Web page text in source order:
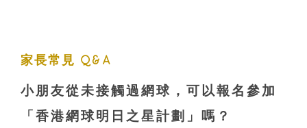
家長常見 Q&A
小朋友從未接觸過網球，可以報名參加
「香港網球明日之星計劃」嗎？